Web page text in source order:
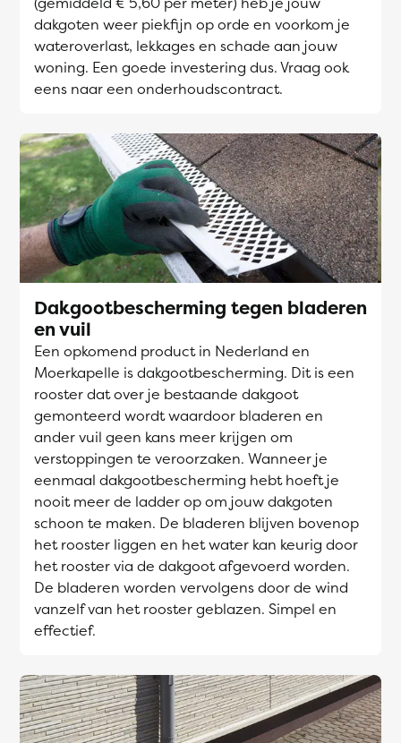
dakgoten weer piekfijn op orde en voorkom je
wateroverlast, lekkages en schade aan jouw
woning. Een goede investering dus. Vraag ook
eens naar een onderhoudscontract.
Dakgootbescherming tegen bladeren
en vuil
Een opkomend product in Nederland en
Moerkapelle is dakgootbescherming. Dit is een
rooster dat over je bestaande dakgoot
gemonteerd wordt waardoor bladeren en
ander vuil geen kans meer krijgen om
verstoppingen te veroorzaken. Wanneer je
eenmaal dakgootbescherming hebt hoeft je
nooit meer de ladder op om jouw dakgoten
schoon te maken. De bladeren blijven bovenop
het rooster liggen en het water kan keurig door
het rooster via de dakgoot afgevoerd worden.
De bladeren worden vervolgens door de wind
vanzelf van het rooster geblazen. Simpel en
effectief.